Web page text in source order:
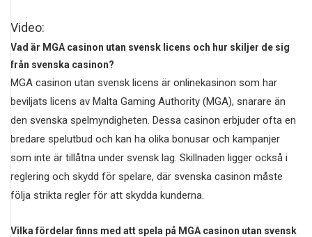
Video:
Vad är MGA casinon utan svensk licens och hur skiljer de sig
från svenska casinon?
MGA casinon utan svensk licens är onlinekasinon som har
beviljats licens av Malta Gaming Authority (MGA), snarare än
den svenska spelmyndigheten. Dessa casinon erbjuder ofta en
bredare spelutbud och kan ha olika bonusar och kampanjer
som inte är tillåtna under svensk lag. Skillnaden ligger också i
reglering och skydd för spelare, där svenska casinon måste
följa strikta regler för att skydda kunderna.
Vilka fördelar finns med att spela på MGA casinon utan svensk